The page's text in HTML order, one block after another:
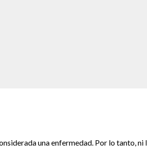
una enfermedad. Por lo tanto, ni